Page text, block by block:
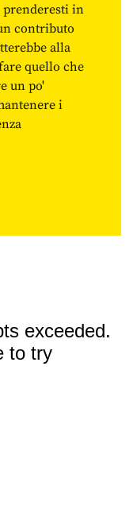
prenderesti in
contributo
alla
quello che
un po'
i